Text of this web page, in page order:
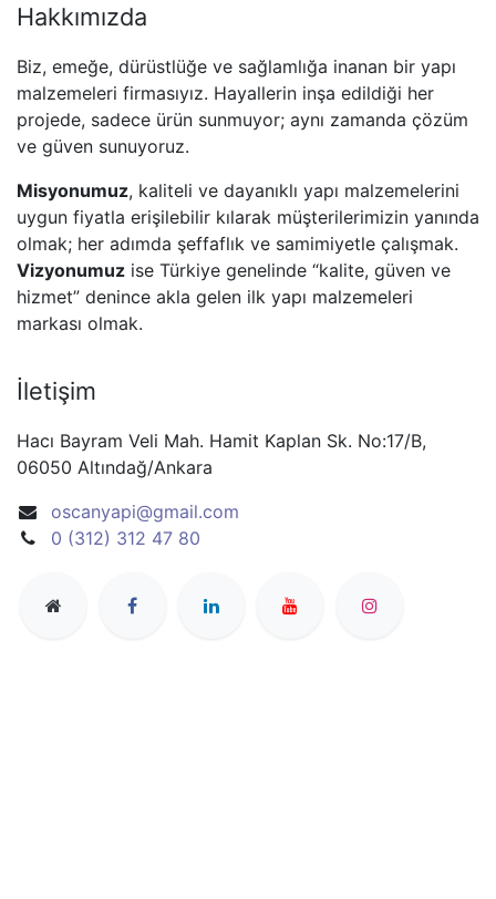
Hakkımızda
Biz, emeğe, dürüstlüğe ve sağlamlığa inanan bir yapı
malzemeleri firmasıyız. Hayallerin inşa edildiği her
projede, sadece ürün sunmuyor; aynı zamanda çözüm
ve güven sunuyoruz.
Misyonumuz, kaliteli ve dayanıklı yapı malzemelerini
uygun fiyatla erişilebilir kılarak müşterilerimizin yanında
olmak; her adımda şeffaflık ve samimiyetle çalışmak.
Vizyonumuz ise Türkiye genelinde “kalite, güven ve
hizmet” denince akla gelen ilk yapı malzemeleri
markası olmak.
İletişim
Hacı Bayram Veli Mah. Hamit Kaplan Sk. No:17/B,
06050 Altındağ/Ankara
oscanyapi@gmail.com
0 (312) 312 47 80